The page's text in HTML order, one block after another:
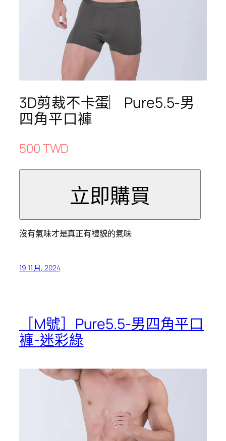
3D剪裁不卡蛋︳Pure5.5-男
四角平口褲
500 TWD
沒有氣味才是真正有禮貌的氣味
19 11 月, 2024
［M號］Pure5.5-男四角平口
褲-迷彩綠